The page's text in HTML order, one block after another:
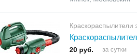
Краскораспылители
20 руб. за сутки